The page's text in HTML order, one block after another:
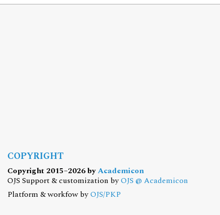
COPYRIGHT
Copyright 2015–2026 byAcademicon
OJS Support & customization byOJS @ Academicon
Platform & workfow byOJS/PKP